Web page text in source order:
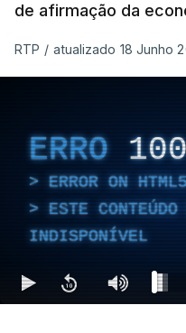
de afirmação da
RTP / atualizado 18 Junho
ERRO
ERROR ON
ESTE
INDISPONÍVEL